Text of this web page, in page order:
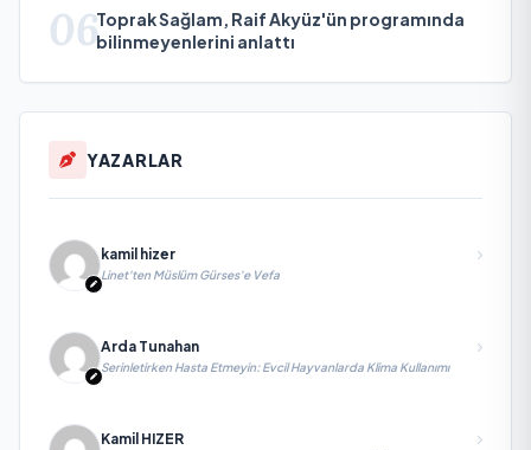
06Toprak Sağlam, Raif Akyüz'ün programında
bilinmeyenlerini anlattı
YAZARLAR
kamil hizer
Linet'ten Müslüm Gürses'e Vefa
Arda Tunahan
Serinletirken Hasta Etmeyin: Evcil Hayvanlarda Klima Kullanımı
Kamil HIZER